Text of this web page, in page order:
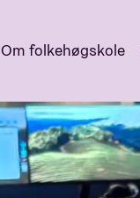
Om folkehøgskole